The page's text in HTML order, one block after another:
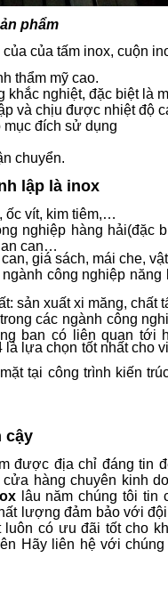
phẩm
của tấm inox, cuộn
thẩm mỹ cao.
nghiệt, đặc biệt là
và chịu được nhiệt độ
mục đích sử dụng
chuyển.
lập là inox
ốc vít, kim tiêm,…
nghiệp hàng hải(đặc
can…
giá sách, mái che,
công nghiệp
sản xuất xi măng, chất
các ngành công
ban có liên quan tới
lựa chọn tốt nhất cho
tại công trình kiến
cậy
được địa chỉ đáng tin
hàng chuyên kinh
lâu năm chúng tôi tin
lượng đảm bảo với
có ưu đãi tốt cho
Hãy liên hệ với